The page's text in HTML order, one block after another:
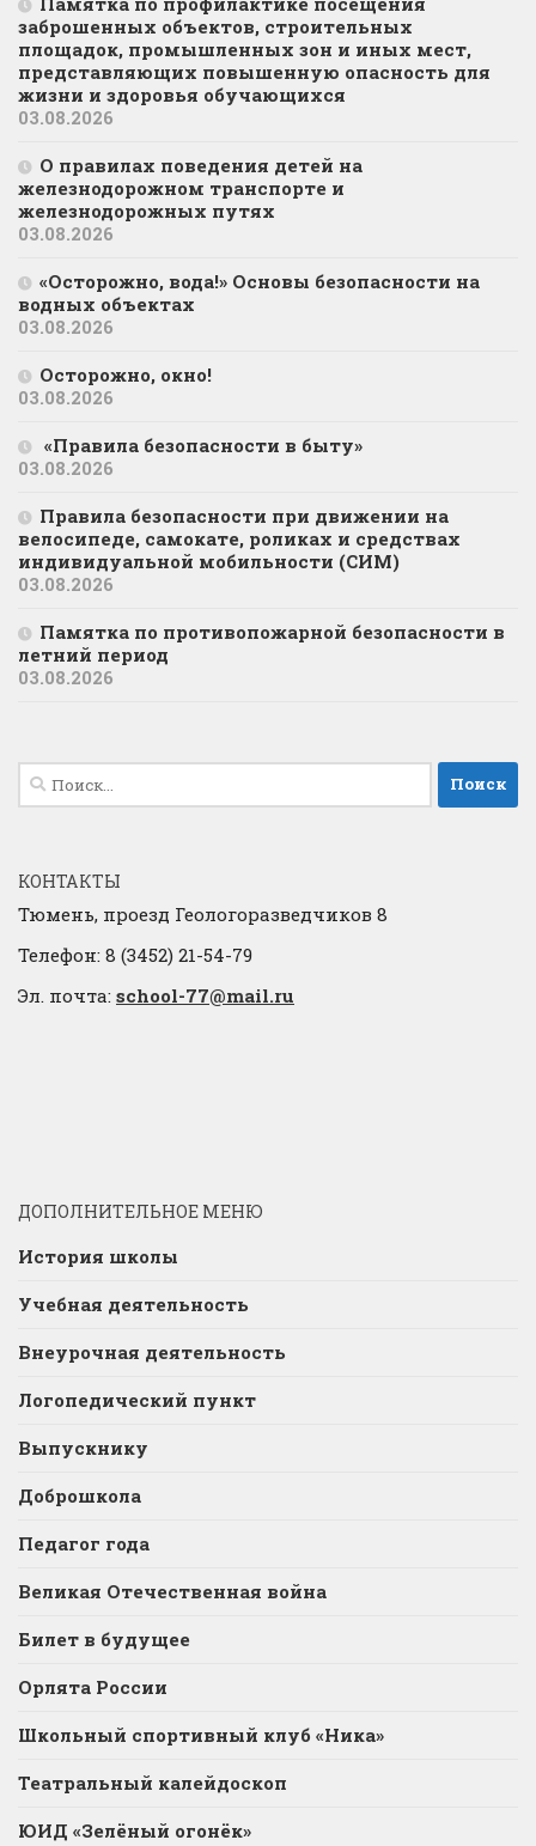
заброшенных объектов, строительных
площадок, промышленных зон и иных мест,
представляющих повышенную опасность для
жизни и здоровья обучающихся
03.08.2026
О правилах поведения детей на
железнодорожном транспорте и
железнодорожных путях
03.08.2026
«Осторожно, вода!» Основы безопасности на
водных объектах
03.08.2026
Осторожно, окно!
03.08.2026
«Правила безопасности в быту»
03.08.2026
Правила безопасности при движении на
велосипеде, самокате, роликах и средствах
индивидуальной мобильности (СИМ)
03.08.2026
Памятка по противопожарной безопасности в
летний период
03.08.2026
Найти:
КОНТАКТЫ
Тюмень, проезд Геологоразведчиков 8
Телефон: 8 (3452) 21-54-79
Эл. почта: school-77@mail.ru
ДОПОЛНИТЕЛЬНОЕ МЕНЮ
История школы
Учебная деятельность
Внеурочная деятельность
Логопедический пункт
Выпускнику
Доброшкола
Педагог года
Великая Отечественная война
Билет в будущее
Орлята России
Школьный спортивный клуб «Ника»
Театральный калейдоскоп
ЮИД «Зелёный огонёк»